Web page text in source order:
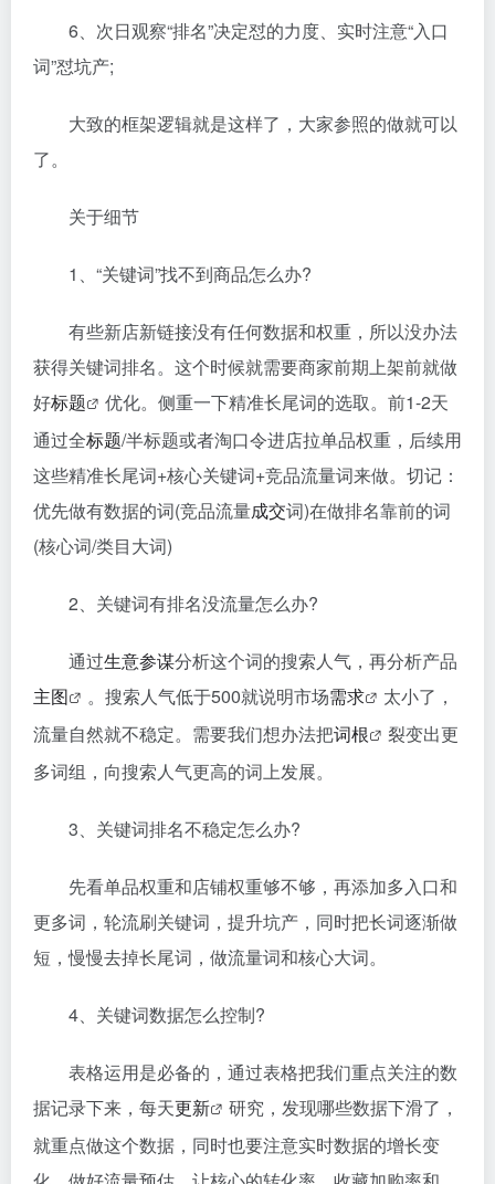
6、次日观察“排名”决定怼的力度、实时注意“入口
词”怼坑产;
大致的框架逻辑就是这样了，大家参照的做就可以
了。
关于细节
1、“关键词”找不到商品怎么办?
有些新店新链接没有任何数据和权重，所以没办法
获得关键词排名。这个时候就需要商家前期上架前就做
好标题
优化。侧重一下精准长尾词的选取。前1-2天
通过全标题/半标题或者淘口令进店拉单品权重，后续用
这些精准长尾词+核心关键词+竞品流量词来做。切记：
优先做有数据的词(竞品流量成交词)在做排名靠前的词
(核心词/类目大词)
2、关键词有排名没流量怎么办?
通过生意参谋分析这个词的搜索人气，再分析产品
主图
。搜索人气低于500就说明市场需求
太小了，
流量自然就不稳定。需要我们想办法把词根
裂变出更
多词组，向搜索人气更高的词上发展。
3、关键词排名不稳定怎么办?
先看单品权重和店铺权重够不够，再添加多入口和
更多词，轮流刷关键词，提升坑产，同时把长词逐渐做
短，慢慢去掉长尾词，做流量词和核心大词。
4、关键词数据怎么控制?
表格运用是必备的，通过表格把我们重点关注的数
据记录下来，每天更新
研究，发现哪些数据下滑了，
就重点做这个数据，同时也要注意实时数据的增长变